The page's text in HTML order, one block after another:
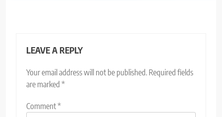
LEAVE A REPLY
Your email address will not be published. Required fields
are marked *
Comment*